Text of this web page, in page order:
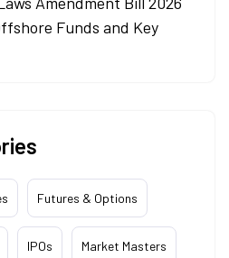
Funds and Key
Futures & Options
IPOs Market Masters